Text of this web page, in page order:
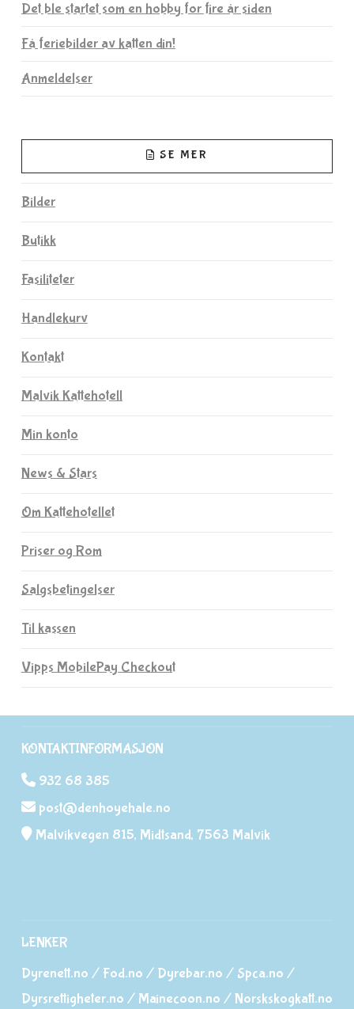
Det ble startet som en hobby for fire år siden
Få feriebilder av katten din!
Anmeldelser
SE MER
Bilder
Butikk
Fasiliteter
Handlekurv
Kontakt
Malvik Kattehotell
Min konto
News & Stars
Om Kattehotellet
Priser og Rom
Salgsbetingelser
Til kassen
Vipps MobilePay Checkout
KONTAKTINFORMASJON
932 68 385
post@denhoyehale.no
Malvikvegen 815, Midtsand, 7563 Malvik
LENKER
Dyrenett.no / Fod.no / Dyrebar.no / Spca.no /
Dyrsrettigheter.no / Mainecoon.no /Norskskogkatt.no